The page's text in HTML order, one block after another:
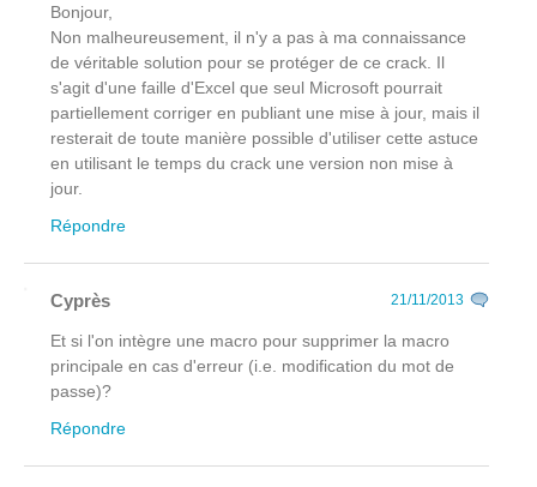
Bonjour,
Non malheureusement, il n'y a pas à ma connaissance
de véritable solution pour se protéger de ce crack. Il
s'agit d'une faille d'Excel que seul Microsoft pourrait
partiellement corriger en publiant une mise à jour, mais il
resterait de toute manière possible d'utiliser cette astuce
en utilisant le temps du crack une version non mise à
jour.
Répondre
Cyprès 21/11/2013
Et si l'on intègre une macro pour supprimer la macro
principale en cas d'erreur (i.e. modification du mot de
passe)?
Répondre